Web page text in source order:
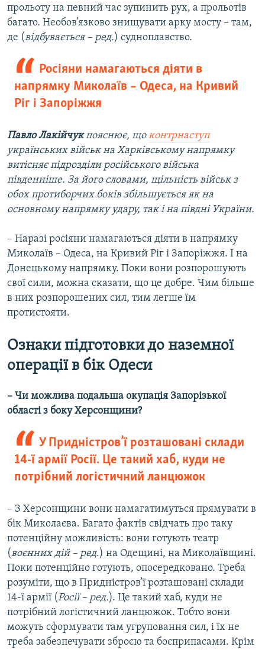
прольоту на певний час зупинить рух, а прольотів
багато. Необов’язково знищувати арку мосту – там,
де (відбувається – ред.) судноплавство.
Росіяни намагаються діяти в
напрямку Миколаїв – Одеса, на Кривий
Ріг і Запоріжжя
Павло Лакійчукпояснює, щоконтрнаступ
українських військ на Харківському напрямку
витісняє підрозділи російського війська
південніше. За його словами, щільність військ з
обох протиборчих боків збільшується як на
основному напрямку удару, так і на півдні України.
– Наразі росіяни намагаються діяти в напрямку
Миколаїв – Одеса, на Кривий Ріг і Запоріжжя. І на
Донецькому напрямку. Поки вони розпорошують
свої сили, можна сказати, що це добре. Чим більше
в них розпорошених сил, тим легше їм
протистояти.
Ознаки підготовки до наземної
операції в бік Одеси
– Чи можлива подальша окупація Запорізької
області з боку Херсонщини?
У Придністров’ї розташовані склади
14-ї армії Росії. Це такий хаб, куди не
потрібний логістичний ланцюжок
– З Херсонщини вони намагатимуться прямувати в
бік Миколаєва. Багато фактів свідчать про таку
потенційну можливість: вони готують театр
(воєнних дій – ред.) на Одещині, на Миколаївщині.
Поки потенційно готують, опосередковано. Треба
розуміти, що в Придністров’ї розташовані склади
14-ї армії (Росії – ред.). Це такий хаб, куди не
потрібний логістичний ланцюжок. Тобто вони
можуть сформувати там угруповання сил, і їх не
треба забезпечувати зброєю та боєприпасами. Крім